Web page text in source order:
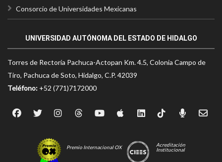
Consorcio de Universidades Mexicanas
UNIVERSIDAD AUTÓNOMA DEL ESTADO DE HIDALGO
Torres de Rectoría Pachuca-Actopan Km. 4.5, Colonia Campo de
Tiro, Pachuca de Soto, Hidalgo, C.P. 42039
Teléfono: +52 (771)7172000
Premio Internacional OX
Acreditación
Institucional